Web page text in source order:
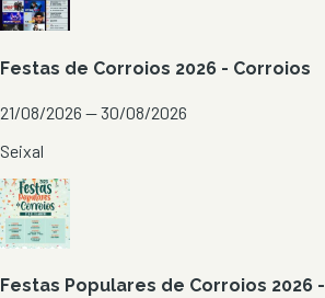
Festas de Corroios 2026 - Corroios
21/08/2026 — 30/08/2026
Seixal
Festas Populares de Corroios 2026